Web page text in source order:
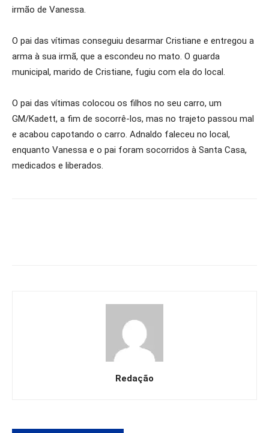
irmão de Vanessa.
O pai das vítimas conseguiu desarmar Cristiane e entregou a
arma à sua irmã, que a escondeu no mato. O guarda
municipal, marido de Cristiane, fugiu com ela do local.
O pai das vítimas colocou os filhos no seu carro, um
GM/Kadett, a fim de socorrê-los, mas no trajeto passou mal
e acabou capotando o carro. Adnaldo faleceu no local,
enquanto Vanessa e o pai foram socorridos à Santa Casa,
medicados e liberados.
Redação